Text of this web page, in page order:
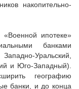
накопительно-
ипотеке»
банками
Уральский,
и Юго-Западный).
географию
банки, и до конца